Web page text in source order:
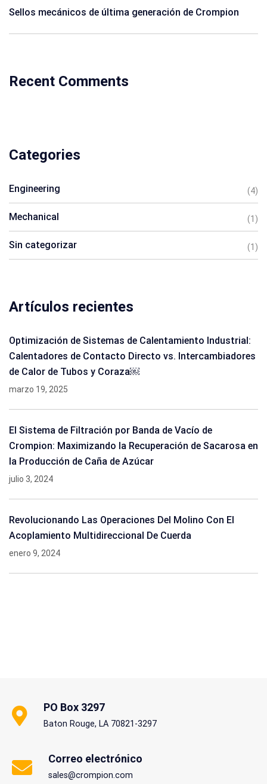
Sellos mecánicos de última generación de Crompion
Recent Comments
Categories
Engineering (4)
Mechanical (1)
Sin categorizar (1)
Artículos recientes
Optimización de Sistemas de Calentamiento Industrial:
Calentadores de Contacto Directo vs. Intercambiadores
de Calor de Tubos y Coraza￼
marzo 19, 2025
El Sistema de Filtración por Banda de Vacío de
Crompion: Maximizando la Recuperación de Sacarosa en
la Producción de Caña de Azúcar
julio 3, 2024
Revolucionando Las Operaciones Del Molino Con El
Acoplamiento Multidireccional De Cuerda
enero 9, 2024
PO Box 3297
Baton Rouge, LA 70821-3297
Correo electrónico
sales@crompion.com